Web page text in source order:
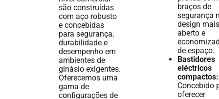
são construídas
com aço robusto
e concebidas
para segurança,
durabilidade e
desempenho em
ambientes de
ginásio exigentes.
Oferecemos uma
gama de
configurações de
braços de
segurança
design mais
aberto e
de espaço.
Bastidores
eléctricos
compactos:
Concebido
oferecer